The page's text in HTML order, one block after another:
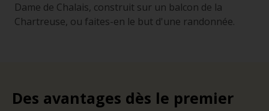
Dame de Chalais, construit sur un balcon de la
Chartreuse, ou faites-en le but d'une randonnée.
Des avantages dès le premier